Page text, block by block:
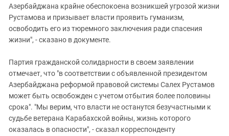
Азербайджана крайне обеспокоена возникшей угрозой жизни
Рустамова и призывает власти проявить гуманизм,
освободить его из тюремного заключения ради спасения
жизни", - сказано в документе.
Партия гражданской солидарности в своем заявлении
отмечает, что "в соответствии с объявленной президентом
Азербайджана реформой правовой системы Салех Рустамов
может быть освобожден с учетом отбытия более половины
срока". "Мы верим, что власти не останутся безучастными к
судьбе ветерана Карабахской войны, жизнь которого
оказалась в опасности", - сказал корреспонденту